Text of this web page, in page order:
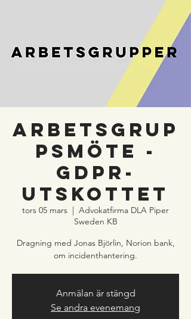
ARBETSGRUP
PSMÖTE -
GDPR-
utskottet
tors 05 mars
  |
Advokatfirma DLA Piper
Sweden KB
Dragning med Jonas Björlin, Norion bank,
om incidenthantering.
Anmälan är stängd
Se andra evenemang